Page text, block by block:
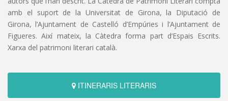
amb el suport de la Universitat de Girona, la Diputació de
Girona, l’Ajuntament de Castelló d’Empúries i l’Ajuntament de
Figueres. Així mateix, la Càtedra forma part d’Espais Escrits.
Xarxa del patrimoni literari català.
ITINERARIS LITERARIS